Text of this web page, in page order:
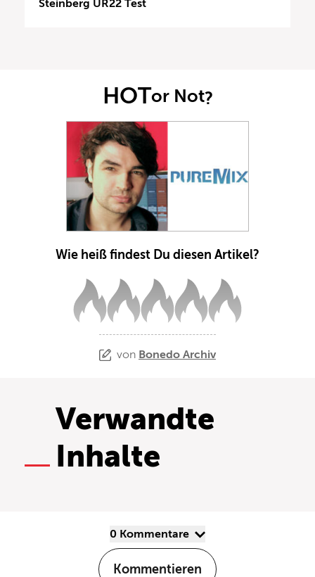
Steinberg UR22 Test
HOTor Not?
Wie heiß findest Du diesen Artikel?
von Bonedo Archiv
Verwandte
Inhalte
0 Kommentare
Kommentieren